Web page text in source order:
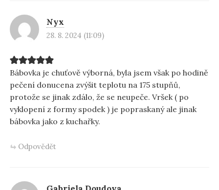
Nyx
28. 8. 2024 (11:09)
Bábovka je chuťově výborná, byla jsem však po hodině
pečení donucena zvýšit teplotu na 175 stupňů,
protože se jinak zdálo, že se neupeče. Vršek ( po
vyklopení z formy spodek ) je popraskaný ale jinak
bábovka jako z kuchařky.
Odpovědět